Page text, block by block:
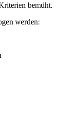
bemüht.
werden: